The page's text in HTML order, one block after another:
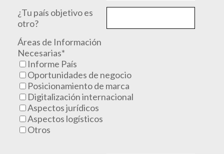
¿Tu país objetivo es
otro?
Áreas de Información
Necesarias*
Informe País
Oportunidades de negocio
Posicionamiento de marca
Digitalización internacional
Aspectos jurídicos
Aspectos logísticos
Otros